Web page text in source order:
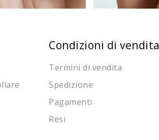
Condizioni di vendita
Termini di vendita
Spedizione
Pagamenti
Resi